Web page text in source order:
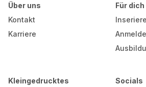
Über uns
Kontakt
Karriere
Für dich
Kleingedrucktes Socials